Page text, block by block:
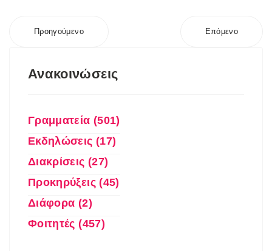
Προηγούμενο Επόμενο
Ανακοινώσεις
Γραμματεία (501)
Εκδηλώσεις (17)
Διακρίσεις (27)
Προκηρύξεις (45)
Διάφορα (2)
Φοιτητές (457)